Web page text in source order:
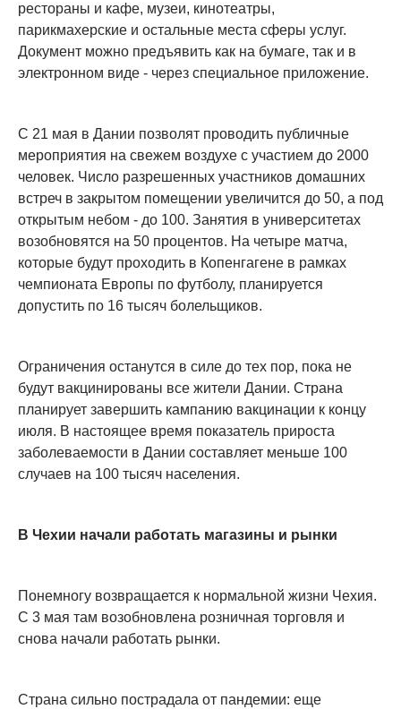
рестораны и кафе, музеи, кинотеатры,
парикмахерские и остальные места сферы услуг.
Документ можно предъявить как на бумаге, так и в
электронном виде - через специальное приложение.
С 21 мая в Дании позволят проводить публичные
мероприятия на свежем воздухе с участием до 2000
человек. Число разрешенных участников домашних
встреч в закрытом помещении увеличится до 50, а под
открытым небом - до 100. Занятия в университетах
возобновятся на 50 процентов. На четыре матча,
которые будут проходить в Копенгагене в рамках
чемпионата Европы по футболу, планируется
допустить по 16 тысяч болельщиков.
Ограничения останутся в силе до тех пор, пока не
будут вакцинированы все жители Дании. Страна
планирует завершить кампанию вакцинации к концу
июля. В настоящее время показатель прироста
заболеваемости в Дании составляет меньше 100
случаев на 100 тысяч населения.
В Чехии начали работать магазины и рынки
Понемногу возвращается к нормальной жизни Чехия.
С 3 мая там возобновлена розничная торговля и
снова начали работать рынки.
Страна сильно пострадала от пандемии: еще